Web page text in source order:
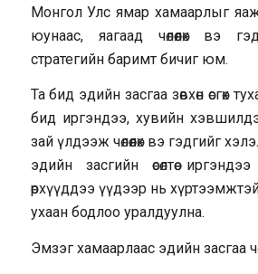
Монгол Улс ямар хамаарлыг
юунаас, яагаад чөлөөлөх вэ
стратегийн баримт бичиг юм.
Та бид эдийн засгаа зөвхөн өсгөх
бид иргэндээ, хувийн
зай үлдээж чөлөөлөх вэ гэдгийг
эдийн засгийн өсөлтөө
өрхүүддээ үүдээр нь
ухаан бодлоо уралдуулна.
Эмзэг хамаарлаас эдийн засгаа